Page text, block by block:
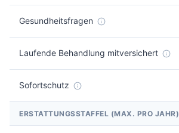
Gesundheitsfragen
Laufende Behandlung mitversichert
Sofortschutz
ERSTATTUNGSSTAFFEL (MAX. PRO JAHR)